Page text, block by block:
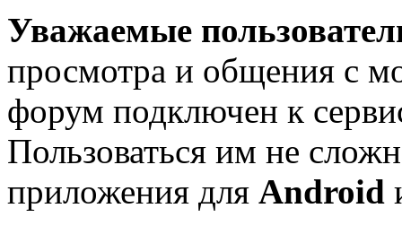
Уважаемые
просмотра и общения с
форум подключен к
Пользоваться им не
приложения для Android